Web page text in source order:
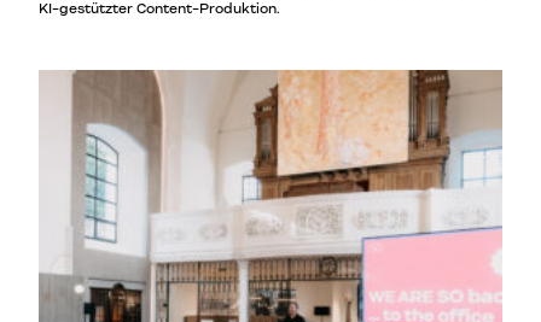
KI-gestützter Content-Produktion.